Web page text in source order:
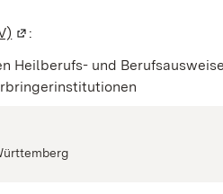
(Wird in einem neuen Fenster
:
Heilberufs- und